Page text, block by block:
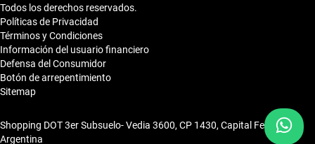
Todos los derechos reservados.
Políticas de Privacidad
Términos y Condiciones
Información del usuario financiero
Defensa del Consumidor
Botón de arrepentimiento
Sitemap
Shopping DOT 3er Subsuelo- Vedia 3600, CP 1430, Capital Federal,
Argentina